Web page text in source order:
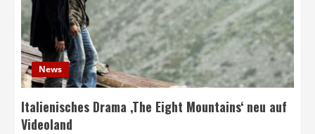
News
Italienisches Drama ‚The Eight Mountains‘ neu auf
Videoland